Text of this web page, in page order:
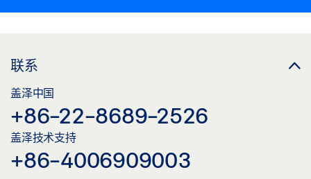
联系
盖泽中国
+86-22-8689-2526
盖泽技术支持
+86-4006909003